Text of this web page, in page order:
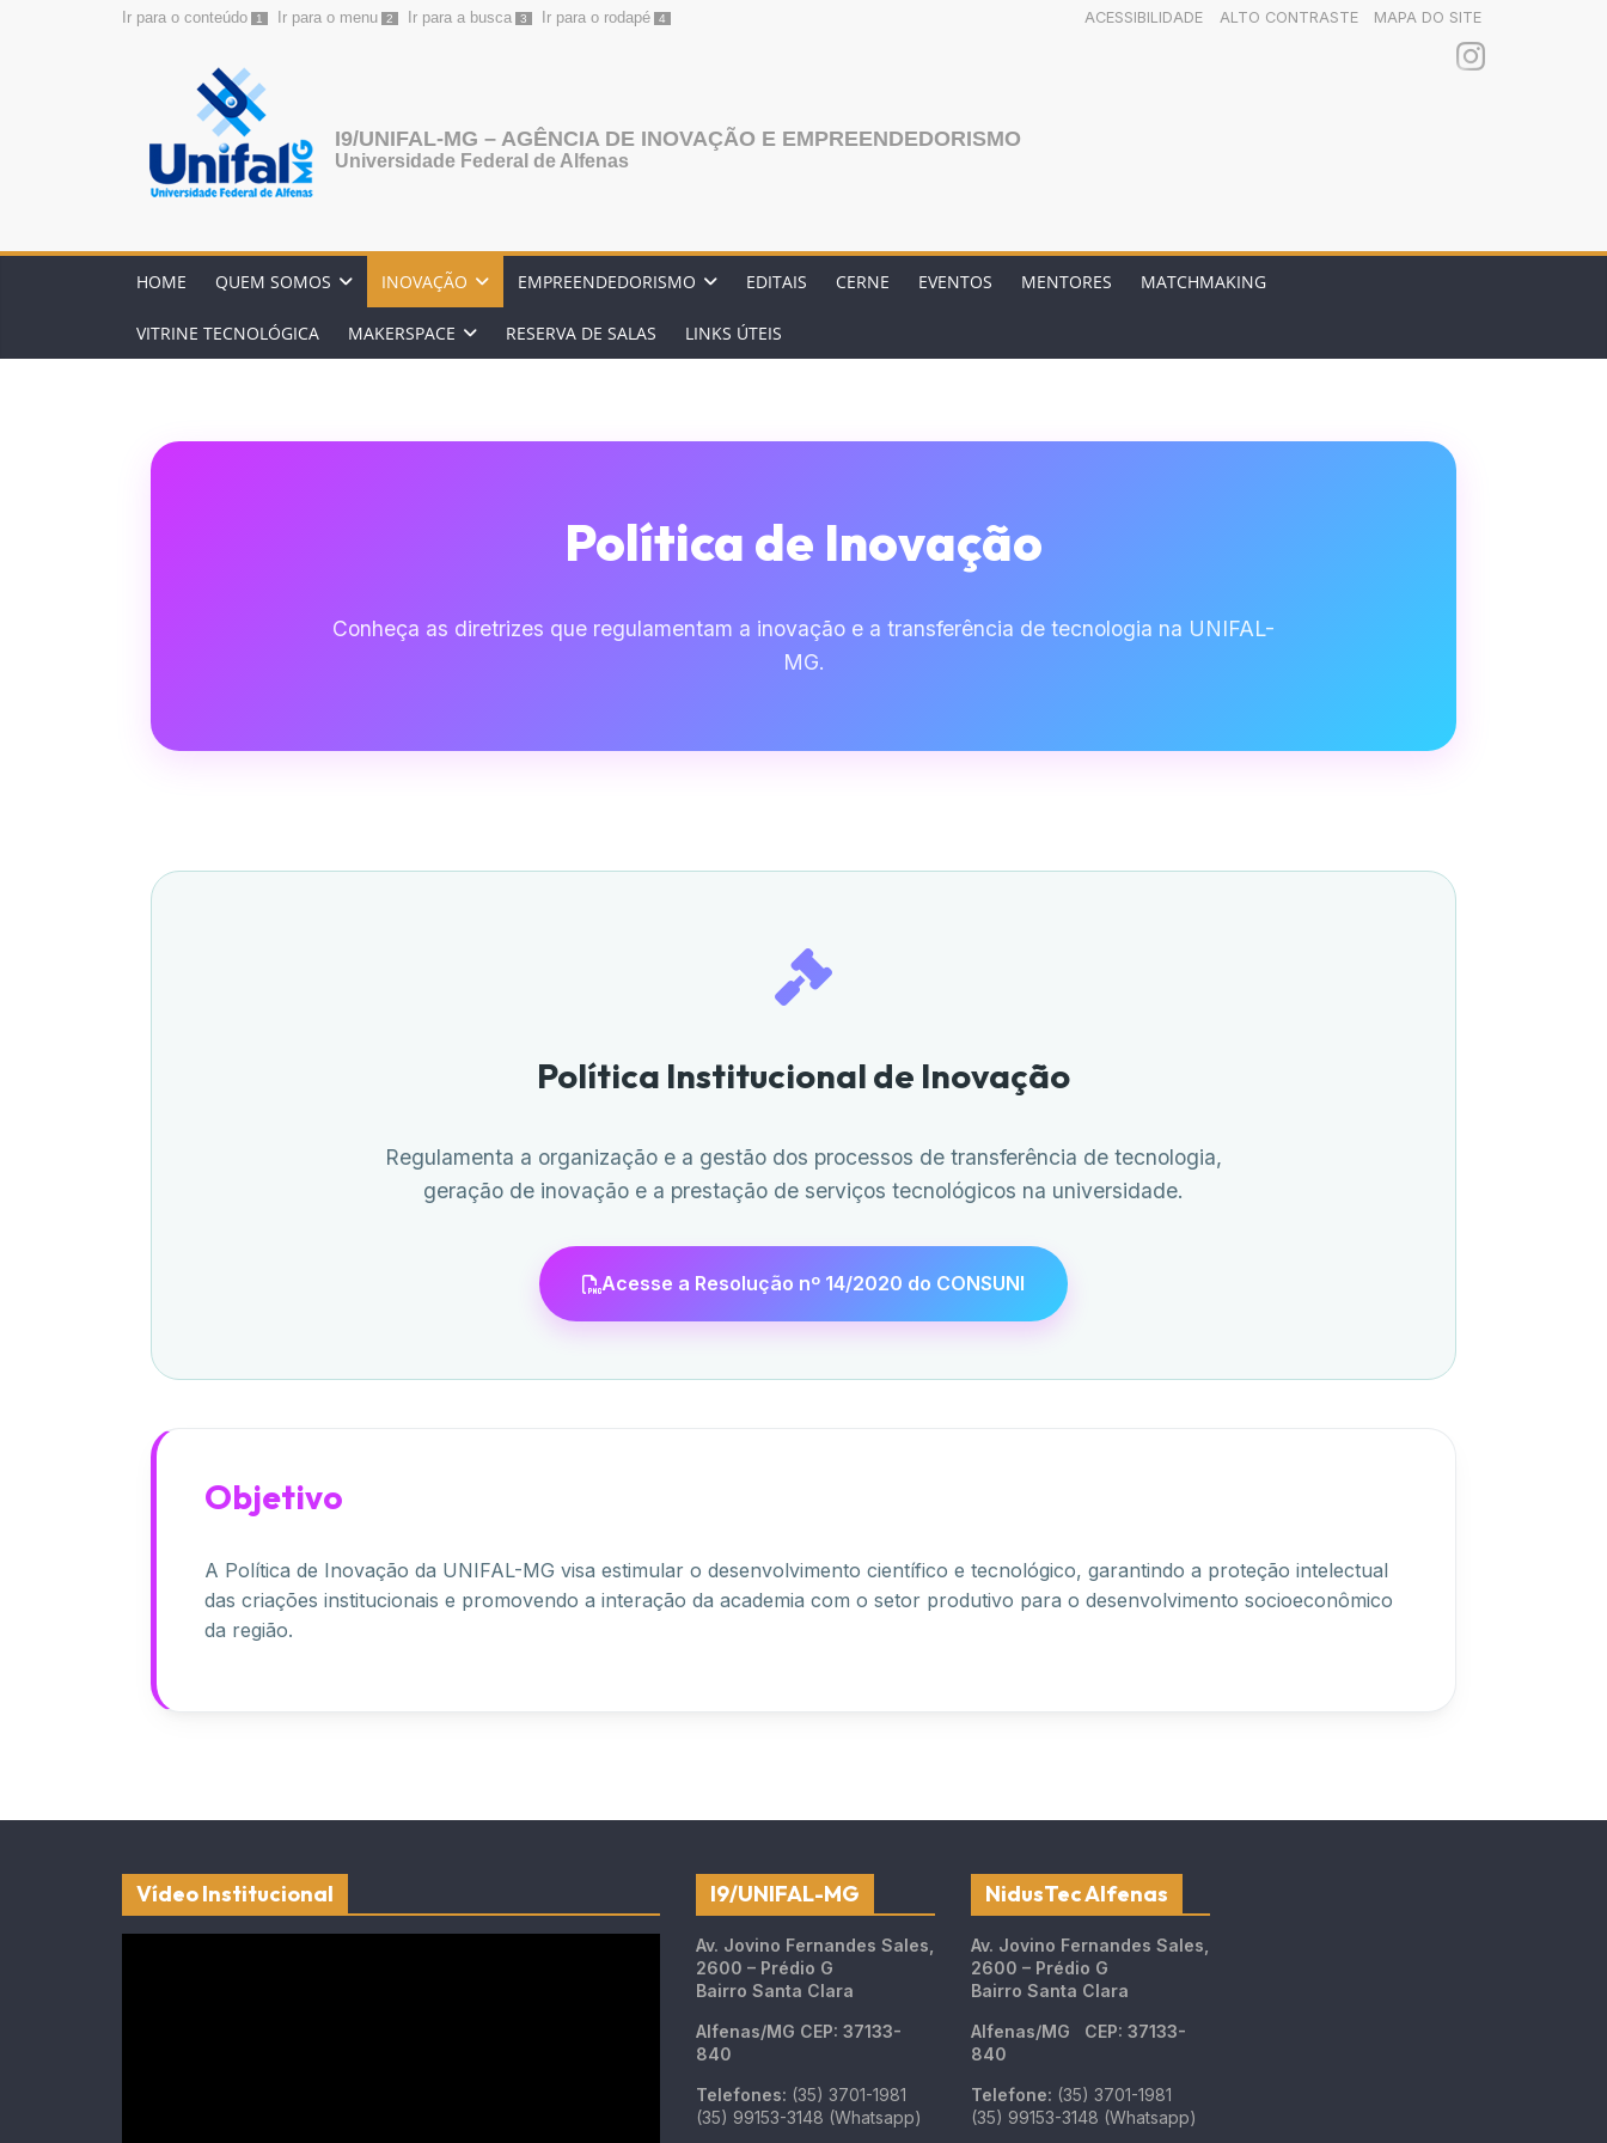
Ir para o conteúdo 1 Ir para o menu 2 Ir para a busca 3 Ir para o rodapé 4 ACESSIBILIDADE ALTO CONTRASTE MAPA DO SITE
I9/UNIFAL-MG – AGÊNCIA DE INOVAÇÃO E EMPREENDEDORISMO
Universidade Federal de Alfenas
HOME QUEM SOMOS INOVAÇÃO EMPREENDEDORISMO EDITAIS CERNE EVENTOS MENTORES MATCHMAKING
VITRINE TECNOLÓGICA MAKERSPACE RESERVA DE SALAS LINKS ÚTEIS
Política de Inovação
Conheça as diretrizes que regulamentam a inovação e a transferência de tecnologia na UNIFAL-
MG.
Política Institucional de Inovação
Regulamenta a organização e a gestão dos processos de transferência de tecnologia,
geração de inovação e a prestação de serviços tecnológicos na universidade.
Acesse a Resolução nº 14/2020 do CONSUNI
Objetivo
A Política de Inovação da UNIFAL-MG visa estimular o desenvolvimento científico e tecnológico, garantindo a proteção intelectual
das criações institucionais e promovendo a interação da academia com o setor produtivo para o desenvolvimento socioeconômico
da região.
Vídeo Institucional I9/UNIFAL-MG
Av. Jovino Fernandes Sales,
2600 – Prédio G
Bairro Santa Clara
Alfenas/MG CEP: 37133-
840
Telefones: (35) 3701-1981
(35) 99153-3148 (Whatsapp)
NidusTec Alfenas
Av. Jovino Fernandes Sales,
2600 – Prédio G
Bairro Santa Clara
Alfenas/MG CEP: 37133-
840
Telefone: (35) 3701-1981
(35) 99153-3148 (Whatsapp)